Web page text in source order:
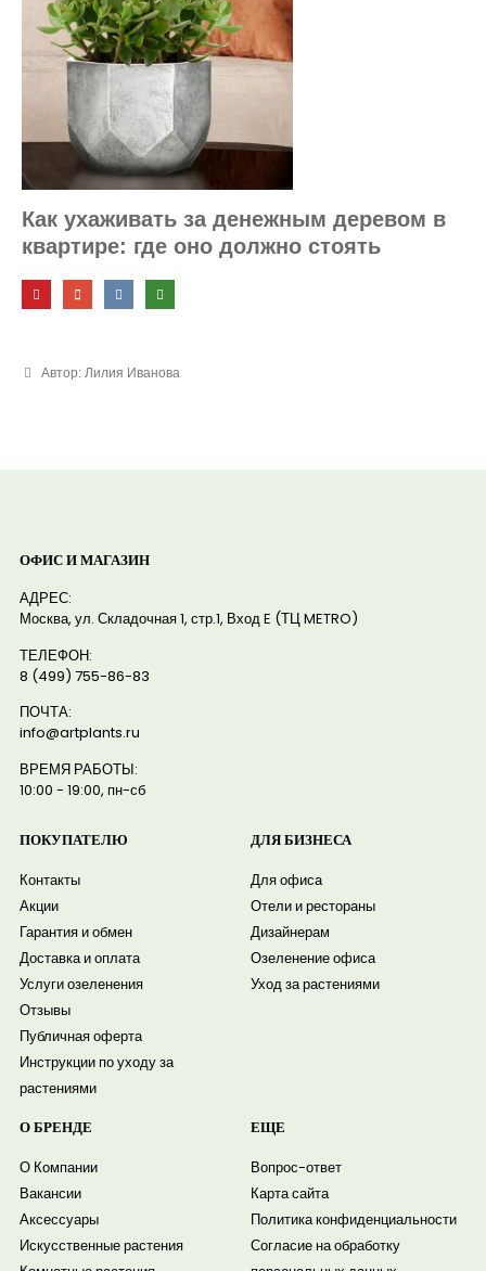
Как ухаживать за денежным деревом в
квартире: где оно должно стоять
Автор: Лилия Иванова
ОФИС И МАГАЗИН
АДРЕС:
Москва, ул. Складочная 1, стр.1, Вход E (ТЦ METRO)
ТЕЛЕФОН:
8 (499) 755-86-83
ПОЧТА:
info@artplants.ru
ВРЕМЯ РАБОТЫ:
10:00 - 19:00, пн-сб
ПОКУПАТЕЛЮ
Контакты
Акции
Гарантия и обмен
Доставка и оплата
Услуги озеленения
Отзывы
Публичная оферта
Инструкции по уходу за
растениями
ДЛЯ БИЗНЕСА
Для офиса
Отели и рестораны
Дизайнерам
Озеленение офиса
Уход за растениями
О БРЕНДЕ
О Компании
Вакансии
Аксессуары
Искусственные растения
ЕЩЕ
Вопрос-ответ
Карта сайта
Политика конфиденциальности
Согласие на обработку